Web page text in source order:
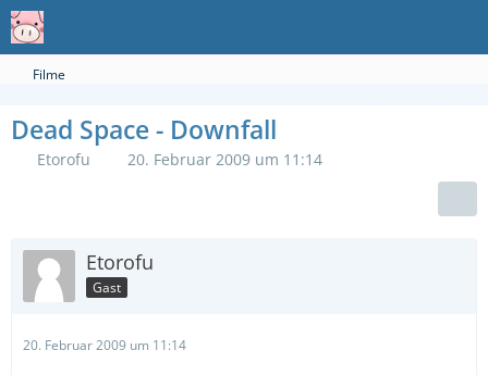
Filme
Dead Space - Downfall
Etorofu 20. Februar 2009 um 11:14
Etorofu
Gast
20. Februar 2009 um 11:14